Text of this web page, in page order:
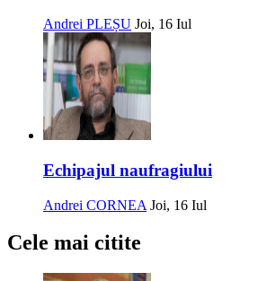
Andrei PLEȘU Joi, 16 Iul
Echipajul naufragiului
Andrei CORNEA Joi, 16 Iul
Cele mai citite